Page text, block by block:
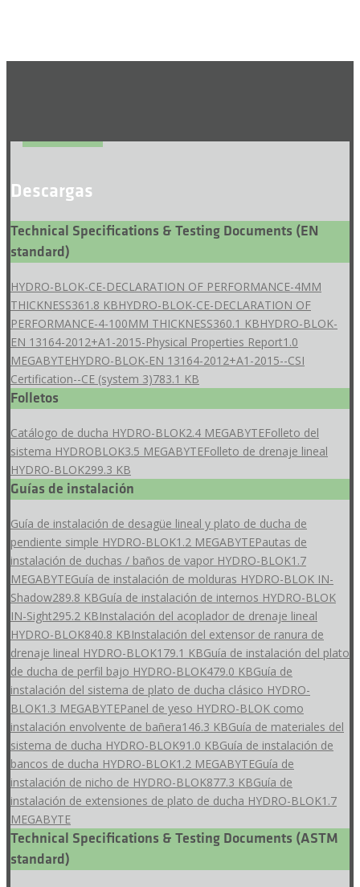
Descargas
Technical Specifications & Testing Documents (EN
standard)
HYDRO-BLOK-CE-DECLARATION OF PERFORMANCE-4MM
THICKNESS361.8 KBHYDRO-BLOK-CE-DECLARATION OF
PERFORMANCE-4-100MM THICKNESS360.1 KBHYDRO-BLOK-
EN 13164-2012+A1-2015-Physical Properties Report1.0
MEGABYTEHYDRO-BLOK-EN 13164-2012+A1-2015--CSI
Certification--CE (system 3)783.1 KB
Folletos
Catálogo de ducha HYDRO-BLOK2.4 MEGABYTEFolleto del
sistema HYDROBLOK3.5 MEGABYTEFolleto de drenaje lineal
HYDRO-BLOK299.3 KB
Guías de instalación
Guía de instalación de desagüe lineal y plato de ducha de
pendiente simple HYDRO-BLOK1.2 MEGABYTEPautas de
instalación de duchas / baños de vapor HYDRO-BLOK1.7
MEGABYTEGuía de instalación de molduras HYDRO-BLOK IN-
Shadow289.8 KBGuía de instalación de internos HYDRO-BLOK
IN-Sight295.2 KBInstalación del acoplador de drenaje lineal
HYDRO-BLOK840.8 KBInstalación del extensor de ranura de
drenaje lineal HYDRO-BLOK179.1 KBGuía de instalación del plato
de ducha de perfil bajo HYDRO-BLOK479.0 KBGuía de
instalación del sistema de plato de ducha clásico HYDRO-
BLOK1.3 MEGABYTEPanel de yeso HYDRO-BLOK como
instalación envolvente de bañera146.3 KBGuía de materiales del
sistema de ducha HYDRO-BLOK91.0 KBGuía de instalación de
bancos de ducha HYDRO-BLOK1.2 MEGABYTEGuía de
instalación de nicho de HYDRO-BLOK877.3 KBGuía de
instalación de extensiones de plato de ducha HYDRO-BLOK1.7
MEGABYTE
Technical Specifications & Testing Documents (ASTM
standard)